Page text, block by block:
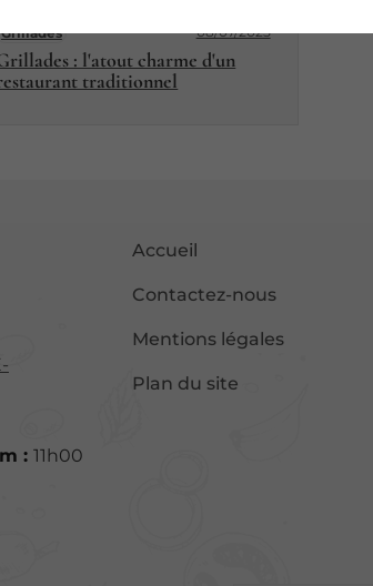
Grillades 08/07/2025
: l'atout charme d'un
traditionnel
: 11h00
Accueil
Contactez-nous
Mentions légales
Plan du site